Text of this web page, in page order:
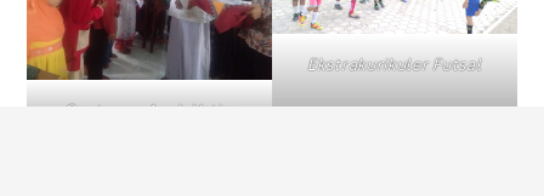
Santunan Anak Yatim
Ekstrakurikuler Futsal